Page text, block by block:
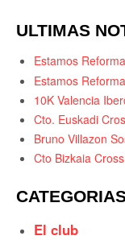
ULTIMAS
Estamos
Estamos
10K Valencia
Cto. Euskadi
Bruno Villazon
Cto Bizkaia
El club